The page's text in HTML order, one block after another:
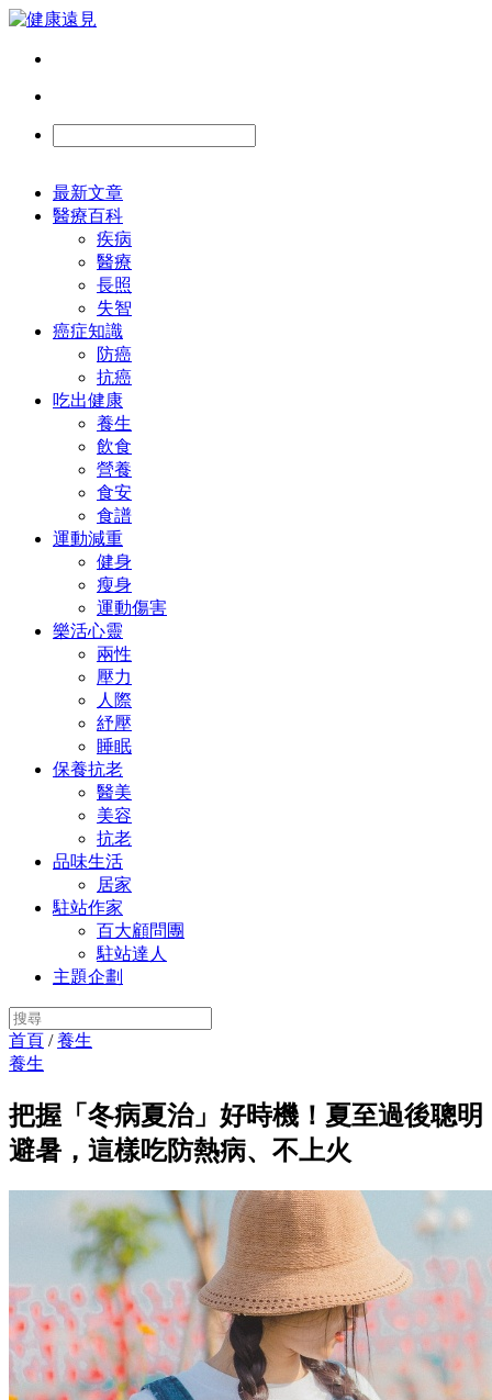
最新文章
醫療百科
疾病
醫療
長照
失智
癌症知識
防癌
抗癌
吃出健康
養生
飲食
營養
食安
食譜
運動減重
健身
瘦身
運動傷害
樂活心靈
兩性
壓力
人際
紓壓
睡眠
保養抗老
醫美
美容
抗老
品味生活
居家
駐站作家
百大顧問團
駐站達人
主題企劃
首頁 /養生
養生
把握「冬病夏治」好時機！夏至過後聰明
避暑，這樣吃防熱病、不上火